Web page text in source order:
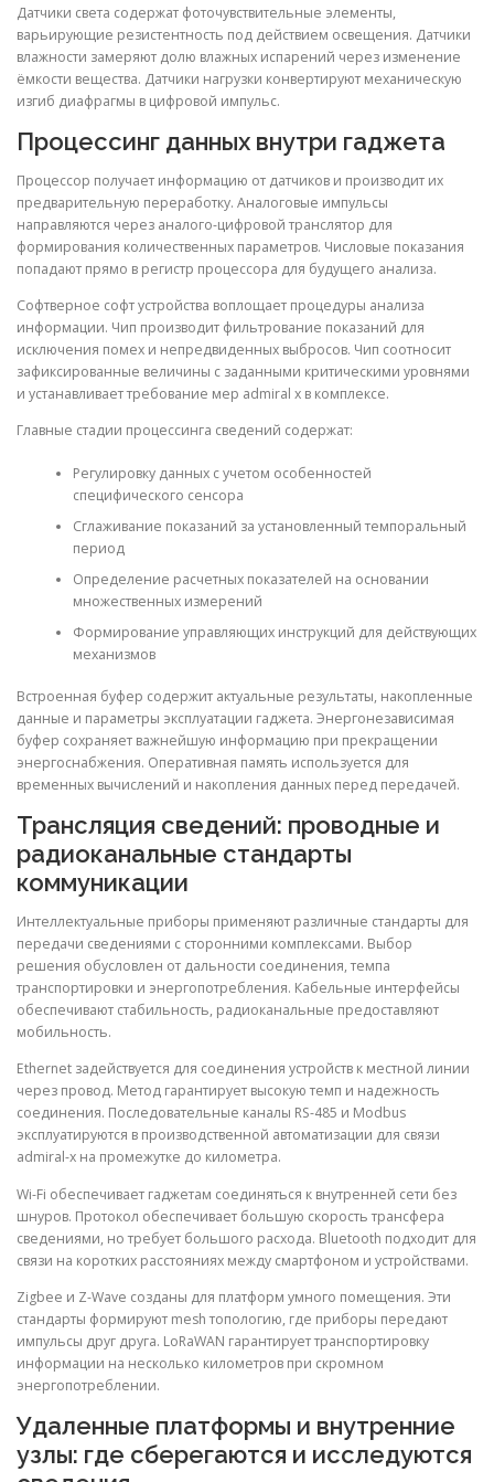
Датчики света содержат фоточувствительные элементы,
варьирующие резистентность под действием освещения. Датчики
влажности замеряют долю влажных испарений через изменение
ёмкости вещества. Датчики нагрузки конвертируют механическую
изгиб диафрагмы в цифровой импульс.
Процессинг данных внутри гаджета
Процессор получает информацию от датчиков и производит их
предварительную переработку. Аналоговые импульсы
направляются через аналого-цифровой транслятор для
формирования количественных параметров. Числовые показания
попадают прямо в регистр процессора для будущего анализа.
Софтверное софт устройства воплощает процедуры анализа
информации. Чип производит фильтрование показаний для
исключения помех и непредвиденных выбросов. Чип соотносит
зафиксированные величины с заданными критическими уровнями
и устанавливает требование мер admiral x в комплексе.
Главные стадии процессинга сведений содержат:
Регулировку данных с учетом особенностей
специфического сенсора
Сглаживание показаний за установленный темпоральный
период
Определение расчетных показателей на основании
множественных измерений
Формирование управляющих инструкций для действующих
механизмов
Встроенная буфер содержит актуальные результаты, накопленные
данные и параметры эксплуатации гаджета. Энергонезависимая
буфер сохраняет важнейшую информацию при прекращении
энергоснабжения. Оперативная память используется для
временных вычислений и накопления данных перед передачей.
Трансляция сведений: проводные и
радиоканальные стандарты
коммуникации
Интеллектуальные приборы применяют различные стандарты для
передачи сведениями с сторонними комплексами. Выбор
решения обусловлен от дальности соединения, темпа
транспортировки и энергопотребления. Кабельные интерфейсы
обеспечивают стабильность, радиоканальные предоставляют
мобильность.
Ethernet задействуется для соединения устройств к местной линии
через провод. Метод гарантирует высокую темп и надежность
соединения. Последовательные каналы RS-485 и Modbus
эксплуатируются в производственной автоматизации для связи
admiral-x на промежутке до километра.
Wi-Fi обеспечивает гаджетам соединяться к внутренней сети без
шнуров. Протокол обеспечивает большую скорость трансфера
сведениями, но требует большого расхода. Bluetooth подходит для
связи на коротких расстояниях между смартфоном и устройствами.
Zigbee и Z-Wave созданы для платформ умного помещения. Эти
стандарты формируют mesh топологию, где приборы передают
импульсы друг друга. LoRaWAN гарантирует транспортировку
информации на несколько километров при скромном
энергопотреблении.
Удаленные платформы и внутренние
узлы: где сберегаются и исследуются